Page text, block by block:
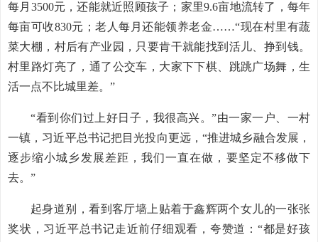
每月3500元，还能就近照顾孩子；家里9.6亩地流转了，每年
每亩可收830元；老人每月还能领养老金……“现在村里有蔬
菜大棚，村后有产业园，只要肯干就能找到活儿、挣到钱。
村里路灯亮了，通了公交车，大家下下棋、跳跳广场舞，生
活一点不比城里差。”
“看到你们过上好日子，我很高兴。”由一家一户、一村
一镇，习近平总书记把目光投向更远，“推进城乡融合发展，
逐步缩小城乡发展差距，我们一直在做，要坚定不移做下
去。”
起身道别，看到客厅墙上贴着于鑫辉两个女儿的一张张
奖状，习近平总书记走近前仔细观看，夸赞道：“都是好孩